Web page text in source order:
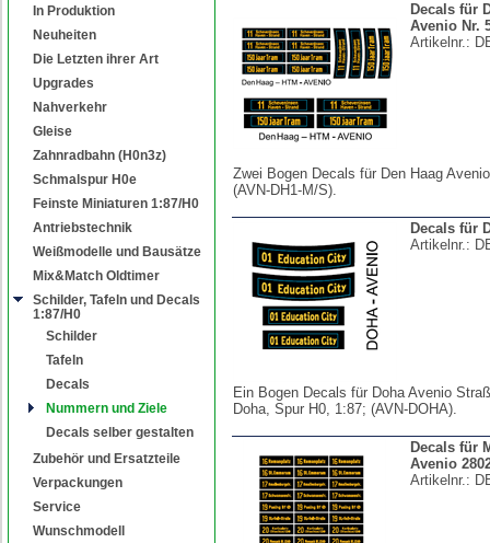
In Produktion
Neuheiten
Die Letzten ihrer Art
Upgrades
Nahverkehr
Gleise
Zahnradbahn (H0n3z)
Schmalspur H0e
Feinste Miniaturen 1:87/H0
Antriebstechnik
Weißmodelle und Bausätze
Mix&Match Oldtimer
Schilder, Tafeln und Decals
1:87/H0
Schilder
Tafeln
Decals
Nummern und Ziele
Decals selber gestalten
Zubehör und Ersatzteile
Verpackungen
Service
Wunschmodell
Decals für
Avenio Nr.
Artikelnr.:
Zwei Bogen Decals für Den Haag
(AVN-DH1-M/S).
Decals für
Artikelnr.:
Ein Bogen Decals für Doha Avenio
Doha, Spur H0, 1:87; (AVN-DOHA).
Decals für
Avenio
Artikelnr.: